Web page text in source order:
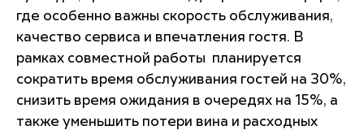
где особенно важны скорость обслуживания,
качество сервиса и впечатления гостя. В
рамках совместной работы планируется
сократить время обслуживания гостей на 30%,
снизить время ожидания в очередях на 15%, а
также уменьшить потери вина и расходных